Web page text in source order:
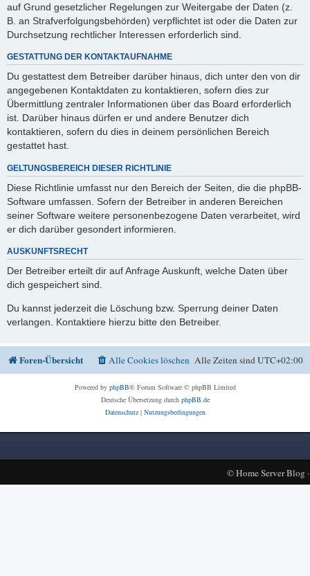
auf Grund gesetzlicher Regelungen zur Weitergabe der Daten (z.
B. an Strafverfolgungsbehörden) verpflichtet ist oder die Daten zur
Durchsetzung rechtlicher Interessen erforderlich sind.
GESTATTUNG DER KONTAKTAUFNAHME
Du gestattest dem Betreiber darüber hinaus, dich unter den von dir
angegebenen Kontaktdaten zu kontaktieren, sofern dies zur
Übermittlung zentraler Informationen über das Board erforderlich
ist. Darüber hinaus dürfen er und andere Benutzer dich
kontaktieren, sofern du dies in deinem persönlichen Bereich
gestattet hast.
GELTUNGSBEREICH DIESER RICHTLINIE
Diese Richtlinie umfasst nur den Bereich der Seiten, die die phpBB-
Software umfassen. Sofern der Betreiber in anderen Bereichen
seiner Software weitere personenbezogene Daten verarbeitet, wird
er dich darüber gesondert informieren.
AUSKUNFTSRECHT
Der Betreiber erteilt dir auf Anfrage Auskunft, welche Daten über
dich gespeichert sind.
Du kannst jederzeit die Löschung bzw. Sperrung deiner Daten
verlangen. Kontaktiere hierzu bitte den Betreiber.
Foren-Übersicht Alle Zeiten sindUTC+02:00
Alle Cookies löschen
Powered by phpBB® Forum Software © phpBB Limited
Deutsche Übersetzung durch phpBB.de
Datenschutz| Nutzungsbedingungen
©Home Server Blog